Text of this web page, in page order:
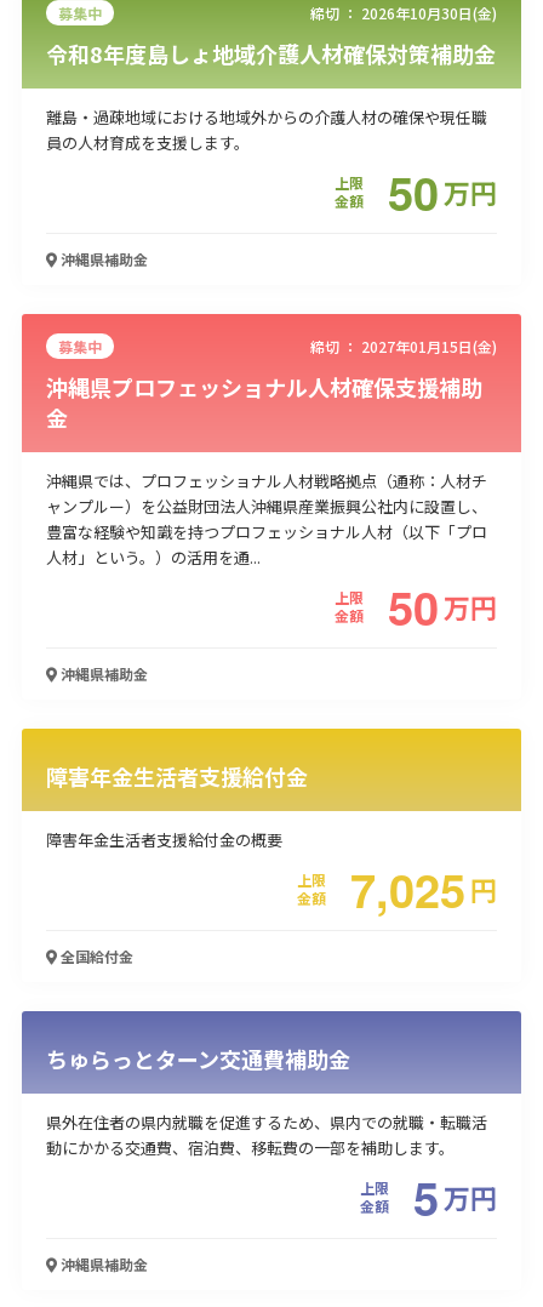
募集中 締切 ： 2026年10月30日(金)
令和8年度島しょ地域介護人材確保対策補助金
離島・過疎地域における地域外からの介護人材の確保や現任職
員の人材育成を支援します。
上限
金額
50万円
沖縄県補助金
募集中 締切 ： 2027年01月15日(金)
沖縄県プロフェッショナル人材確保支援補助
金
沖縄県では、プロフェッショナル人材戦略拠点（通称：人材チ
ャンプルー）を公益財団法人沖縄県産業振興公社内に設置し、
豊富な経験や知識を持つプロフェッショナル人材（以下「プロ
人材」という。）の活用を通...
上限
金額
50万円
沖縄県補助金
障害年金生活者支援給付金
障害年金生活者支援給付金の概要
上限
金額
7,025円
全国給付金
ちゅらっとターン交通費補助金
県外在住者の県内就職を促進するため、県内での就職・転職活
動にかかる交通費、宿泊費、移転費の一部を補助します。
上限
金額
5万円
沖縄県補助金